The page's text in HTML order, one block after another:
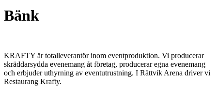
Bänk
KRAFTY är totalleverantör inom eventproduktion. Vi producerar
skräddarsydda evenemang åt företag, producerar egna evenemang
och erbjuder uthyrning av eventutrustning. I Rättvik Arena driver vi
Restaurang Krafty.